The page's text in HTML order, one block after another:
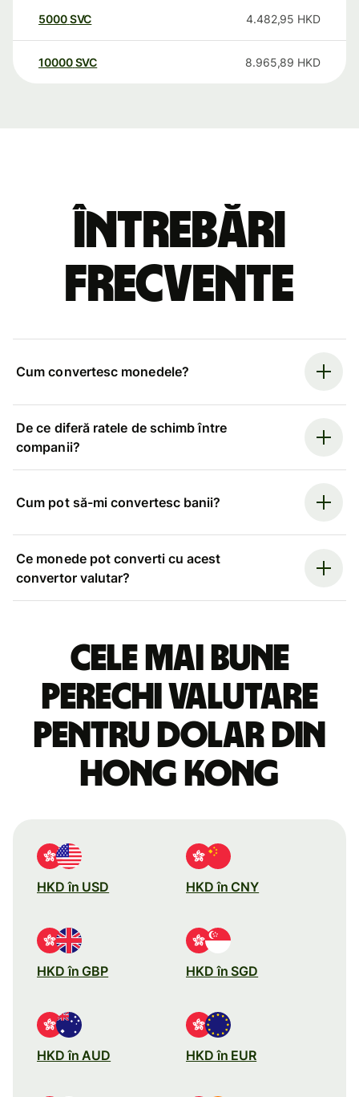
5000SVC 4.482,95 HKD
10000 SVC 8.965,89 HKD
Întrebări
frecvente
Cum convertesc monedele?
De ce diferă ratele de schimb între
companii?
Cum pot să-mi convertesc banii?
Ce monede pot converti cu acest
convertor valutar?
Cele mai bune
perechi valutare
pentru dolar din
Hong Kong
HKD în USD HKD în CNY
HKD în GBP HKD în SGD
HKD în AUD HKD în EUR